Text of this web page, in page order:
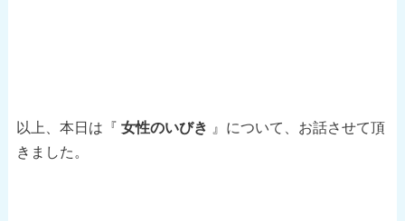
以上、本日は『 女性のいびき 』について、お話させて頂
きました。